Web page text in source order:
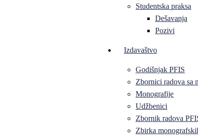
Studentska praksa
Dešavanja
Pozivi
Izdavaštvo
Godišnjak PFIS
Zbornici radova sa
Monografije
Udžbenici
Zbornik radova
Zbirka